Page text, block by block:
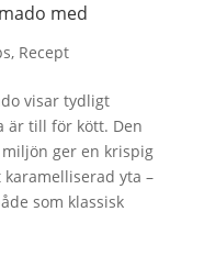
med
, Recept
visar tydligt
är till för kött. Den
ger en krispig
yta –
som klassisk